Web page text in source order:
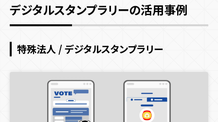
デジタルスタンプラリーの活用事例
特殊法人 / デジタルスタンプラリー